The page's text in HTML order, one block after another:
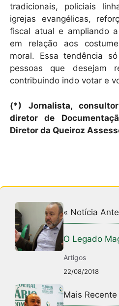
tradicionais, policiais
igrejas evangélicas,
fiscal atual e ampliando
em relação aos
moral. Essa tendência
pessoas que desejam
contribuindo indo votar e
(*) Jornalista,
diretor de
Diretor da Queiroz
« Notícia
O Legado
Artigos
22/08/2018
Mais Recente